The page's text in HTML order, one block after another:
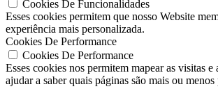
Cookies De Funcionalidades
Esses cookies permitem que nosso Website
experiência mais personalizada.
Cookies De Performance
Cookies De Performance
Esses cookies nos permitem mapear as visitas
ajudar a saber quais páginas são mais ou